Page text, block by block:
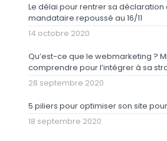
Le délai pour rentrer sa déclaration
mandataire repoussé au 16/11
14 octobre 2020
Qu’est-ce que le webmarketing ?
comprendre pour l’intégrer à sa
28 septembre 2020
5 piliers pour optimiser son site pour
18 septembre 2020